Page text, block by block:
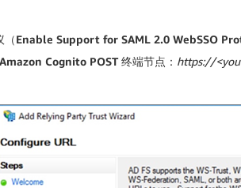
（Enable Support for SAML 2.0 WebSSO
Amazon Cognito POST终端节点 ： https://